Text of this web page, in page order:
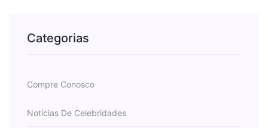
Categorias
Compre Conosco
Notícias De Celebridades